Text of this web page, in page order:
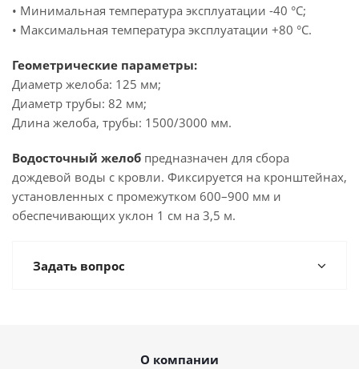
• Минимальная температура эксплуатации -40 °C;
• Максимальная температура эксплуатации +80 °C.
Геометрические параметры:
Диаметр желоба: 125 мм;
Диаметр трубы: 82 мм;
Длина желоба, трубы: 1500/3000 мм.
Водосточный желоб предназначен для сбора
дождевой воды с кровли. Фиксируется на кронштейнах,
установленных с промежутком 600–900 мм и
обеспечивающих уклон 1 см на 3,5 м.
Задать вопрос
О компании